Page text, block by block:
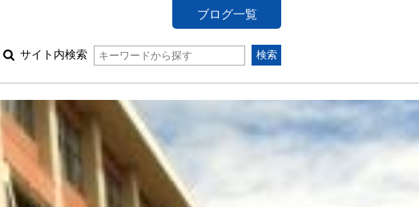
ブログ一覧
サイト内検索